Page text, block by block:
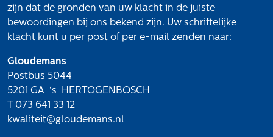
Werken bij
Vacatures
Contact
Klachten
Privacyverklaring
Proclaimer
zijn dat de gronden van uw klacht in de juiste
bewoordingen bij ons bekend zijn. Uw schriftelijke
klacht kunt u per post of per e-mail zenden naar:
Gloudemans
Postbus 5044
5201 GA ‘s-HERTOGENBOSCH
T 073 641 33 12
kwaliteit@gloudemans.nl